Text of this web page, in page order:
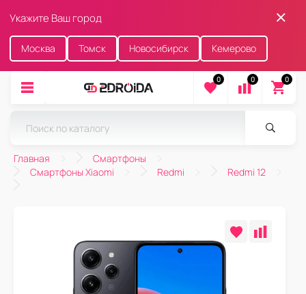
Укажите Ваш город
Москва Томск Новосибирск Кемерово
0 0 0
Главная
Смартфоны
Смартфоны Xiaomi
Redmi Redmi 12